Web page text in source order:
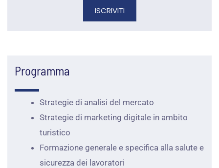
ISCRIVITI
Programma
Strategie di analisi del mercato
Strategie di marketing digitale in ambito
turistico
Formazione generale e specifica alla salute e
sicurezza dei lavoratori